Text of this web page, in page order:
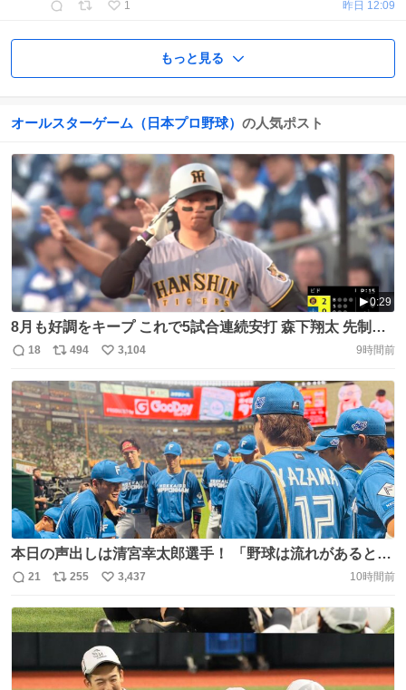
1 昨日 12:09
もっと見る
オールスターゲーム（日本プロ野球） の人気ポスト
0:29
8月も好調をキープ これで5試合連続安打 森下翔太 先制タ
イムリーヒット ⚾️DeNA×阪神 #阪神タイガース #だったら
返
信
数
18
リ
ポ
ス
ト
数
494
い
い
ね
数
3,104 9時間前
本日の声出しは清宮幸太郎選手！ 「野球は流れがあると思
います。きょうで流れをつかんで、勝って帰りましょ
返
信
数
21
リ
ポ
ス
255
い
い
ね
数
3,437 10時間前